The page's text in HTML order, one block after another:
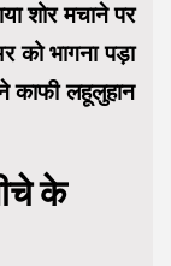
शोर मचाने पर
को भागना पड़ा
काफी लहूलुहान
के